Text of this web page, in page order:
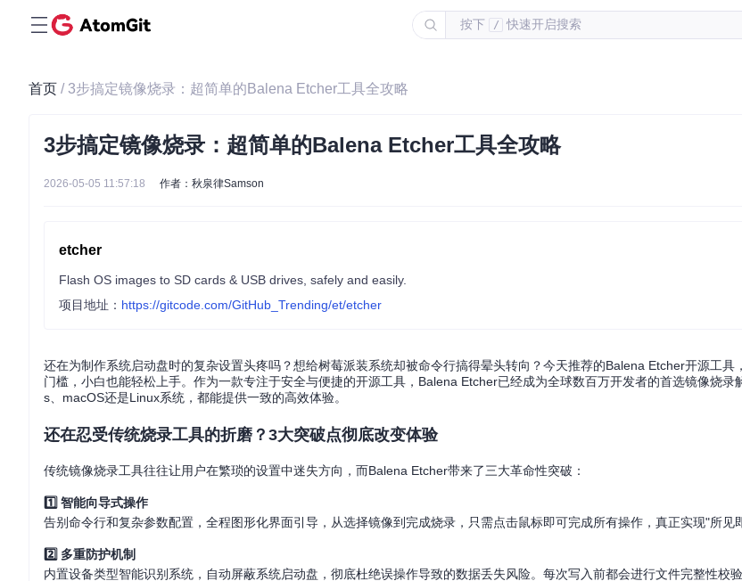
按下 / 快速开启搜索
首页 / 3步搞定镜像烧录：超简单的Balena Etcher工具全攻略
3步搞定镜像烧录：超简单的Balena Etcher工具全攻略
2026-05-05 11:57:18 作者：秋泉律Samson
etcher
Flash OS images to SD cards & USB drives, safely and easily.
项目地址： https://gitcode.com/GitHub_Trending/et/etcher
还在为制作系统启动盘时的复杂设置头疼吗？想给树莓派装系统却被命令行搞得晕头转向？今天推荐的Balena Etcher开源工具
门槛，小白也能轻松上手。作为一款专注于安全与便捷的开源工具，Balena Etcher已经成为全球数百万开发者的首选镜像烧录
s、macOS还是Linux系统，都能提供一致的高效体验。
还在忍受传统烧录工具的折磨？3大突破点彻底改变体验
传统镜像烧录工具往往让用户在繁琐的设置中迷失方向，而Balena Etcher带来了三大革命性突破：
1️⃣ 智能向导式操作
告别命令行和复杂参数配置，全程图形化界面引导，从选择镜像到完成烧录，只需点击鼠标即可完成所有操作，真正实现"所见
2️⃣ 多重防护机制
内置设备类型智能识别系统，自动屏蔽系统启动盘，彻底杜绝误操作导致的数据丢失风险。每次写入前都会进行文件完整性校